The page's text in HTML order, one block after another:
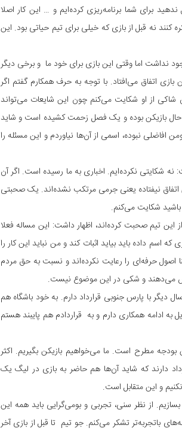
برای شما برنامه‌ریزی کرده‌ایم و … این کار اصلا
کنند نه قبل از بازی که خیلی برای تیم حیاتی بود. این
نداشت اما وقتی این بازی برای خود ما و برخی دیگر
اتفاق می‌افتاد. با توجه به حرف همکارم گفتم اگر
شاکی از او شکایت می‌کنم چون این شایعات می‌تواند
هر حال بازیکن بوده و یک فصل زحمت کشیده است و شاید
افاضلی نبوده، اسمی از آن‌ها نیاوردم و این مسئله را
شکایتی نکرده‌ایم. اخباری به ما رسیده است. اگر آن
اتفاق نیفتاده یعنی جرمی مرتکب نشده‌اند. یک صحبتی
باشید شکایت می‌کنم.
این تیم صحبت کرده‌اند، اظهار داشت: این مساله فعلا
داده باید بیاید اثبات کند و من نباید این کار را
اصول حرفه‌ای را رعایت نکرده‌اند و نسبت به حق مردم
پس می‌دهند و شکی در این موضوع نیست.
با پارس جنوبی قرارداد دارم. به خود باشگاه هم
به ادامه همکاری دارم و به قراردادم هم پایبند هستم
مطرح است. ما می‌خواهیم بازیکن بگیریم. اکثر
دارند که شاید آن‌ها هم حاضر به بازی در لیگ یک
نکنیم و این متقابل است.
از نظر سنی، تجربی و بومی‌گرایی باید همه این
باتجربه‌تر تشکر می‌کنم. جو تیم تا قبل از بازی آخر